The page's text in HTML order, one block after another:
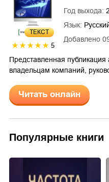
ТЕКСТ
5
Добавлено
Год выхода:
Язык:
Представленная
владельцам компаний,
Читать онлайн
Популярные книги